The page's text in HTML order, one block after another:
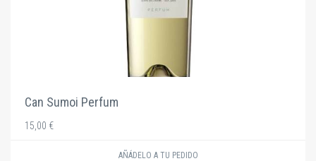
Can Sumoi Perfum
15,00 €
AÑÁDELO A TU PEDIDO